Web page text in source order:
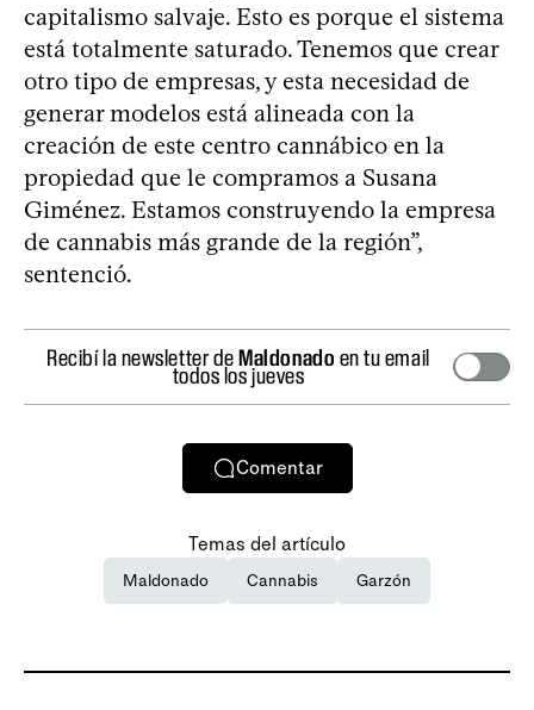
capitalismo salvaje. Esto es porque el sistema
está totalmente saturado. Tenemos que crear
otro tipo de empresas, y esta necesidad de
generar modelos está alineada con la
creación de este centro cannábico en la
propiedad que le compramos a Susana
Giménez. Estamos construyendo la empresa
de cannabis más grande de la región”,
sentenció.
Recibí la newsletter deMaldonado en tu email
todos los jueves
Comentar
Temas del artículo
Maldonado Cannabis Garzón